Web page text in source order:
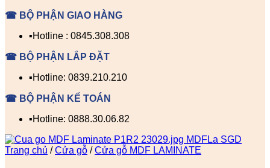
☎ BỘ PHẬN GIAO HÀNG
▪️Hotline : 0845.308.308
☎ BỘ PHẬN LẮP ĐẶT
▪️Hotline: 0839.210.210
☎ BỘ PHẬN KẾ TOÁN
▪️Hotline: 0888.30.06.82
Trang chủ / Cửa gỗ / Cửa gỗ MDF LAMINATE